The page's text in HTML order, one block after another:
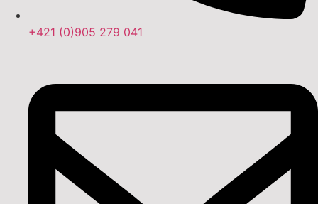
+421 (0)905 279 041